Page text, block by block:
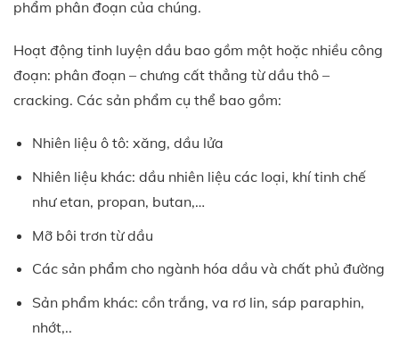
phẩm phân đoạn của chúng.
Hoạt động tinh luyện dầu bao gồm một hoặc nhiều công
đoạn: phân đoạn – chưng cất thẳng từ dầu thô –
cracking. Các sản phẩm cụ thể bao gồm:
Nhiên liệu ô tô: xăng, dầu lửa
Nhiên liệu khác: dầu nhiên liệu các loại, khí tinh chế
như etan, propan, butan,…
Mỡ bôi trơn từ dầu
Các sản phẩm cho ngành hóa dầu và chất phủ đường
Sản phẩm khác: cồn trắng, va rơ lin, sáp paraphin,
nhớt,..